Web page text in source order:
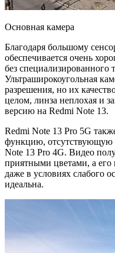
Основная камера
Благодаря большому
обеспечивается очень
без специализированного
Ультраширокоугольная
разрешения, но их
целом, линза неплохая и
версию на Redmi Note 13.
Redmi Note 13 Pro 5G
функцию, отсутствующую
Note 13 Pro 4G. Видео
приятными цветами, а его
даже в условиях слабого
идеальна.